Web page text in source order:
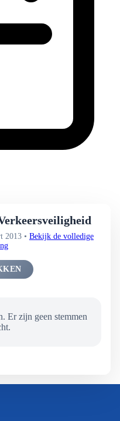
2013 • Bekijk de volledige
Er zijn geen stemmen